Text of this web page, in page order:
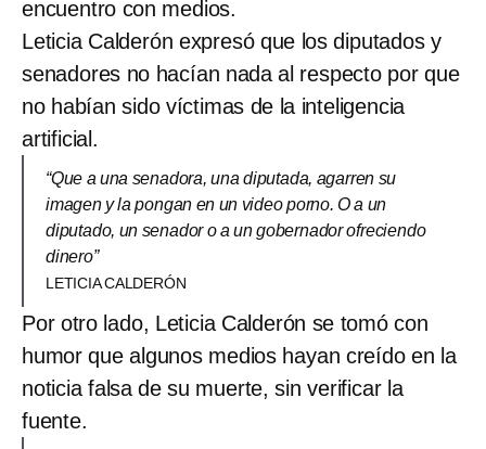
encuentro con medios.
Leticia Calderón expresó que los diputados y
senadores no hacían nada al respecto por que
no habían sido víctimas de la inteligencia
artificial.
“Que a una senadora, una diputada, agarren su
imagen y la pongan en un video porno. O a un
diputado, un senador o a un gobernador ofreciendo
dinero”
LETICIA CALDERÓN
Por otro lado, Leticia Calderón se tomó con
humor que algunos medios hayan creído en la
noticia falsa de su muerte, sin verificar la
fuente.